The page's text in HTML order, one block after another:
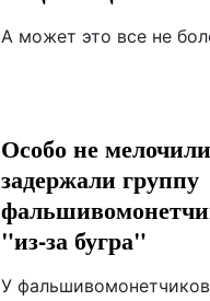
А может это все не
Особо не
задержали группу
"из-за бугра"
У